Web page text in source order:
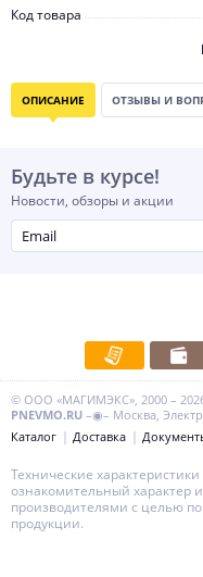
Код товара
ОПИСАНИЕ ОТЗЫВЫ И
Будьте в курсе!
Новости, обзоры и акции
© ООО «МАГИМЭКС», 2000 –
PNEVMO.RU –◉– Москва,
Каталог
Доставка
Технические
ознакомительный характер
производителями с целью
продукции.